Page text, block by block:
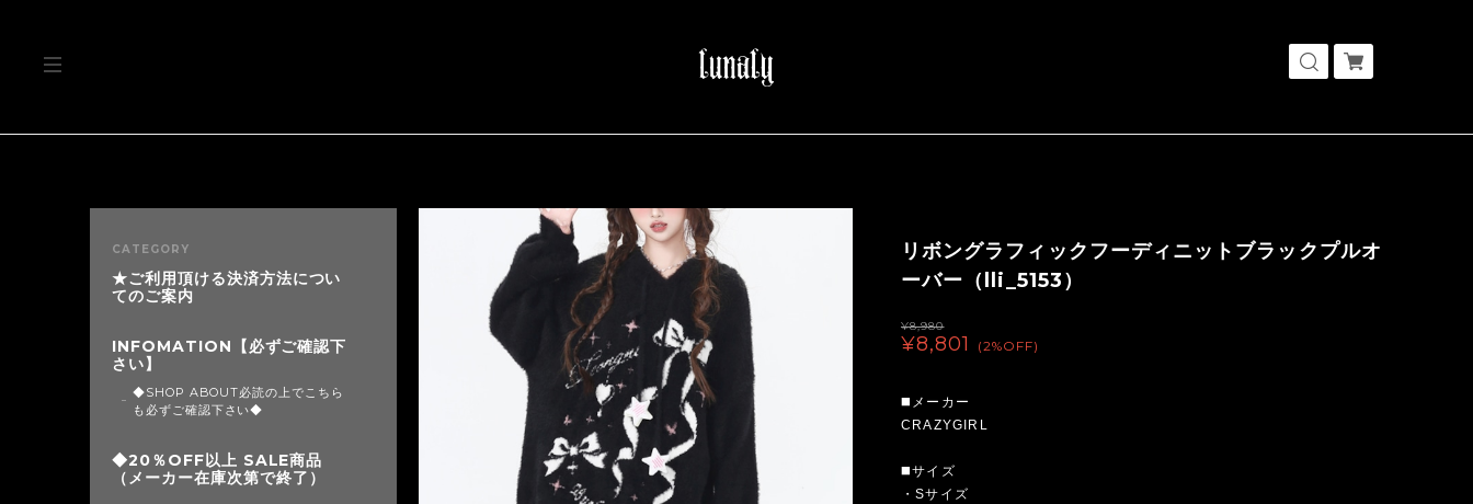
リボングラフィックフーディニットブラックプルオ
ーバー（lli_5153）
¥8,980
¥8,801 (2%OFF)
◼️メーカー
CRAZYGIRL
◼️サイズ
・Sサイズ
CATEGORY
★ご利用頂ける決済方法につい
てのご案内
INFOMATION【必ずご確認下
さい】
◆SHOP ABOUT必読の上でこちら
も必ずご確認下さい◆
◆20％OFF以上 SALE商品
（メーカー在庫次第で終了）